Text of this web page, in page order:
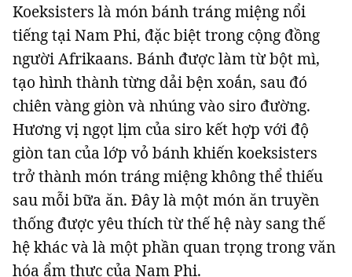
Koeksisters là món bánh tráng miệng nổi
tiếng tại Nam Phi, đặc biệt trong cộng đồng
người Afrikaans. Bánh được làm từ bột mì,
tạo hình thành từng dải bện xoắn, sau đó
chiên vàng giòn và nhúng vào siro đường.
Hương vị ngọt lịm của siro kết hợp với độ
giòn tan của lớp vỏ bánh khiến koeksisters
trở thành món tráng miệng không thể thiếu
sau mỗi bữa ăn. Đây là một món ăn truyền
thống được yêu thích từ thế hệ này sang thế
hệ khác và là một phần quan trọng trong văn
hóa ẩm thực của Nam Phi.